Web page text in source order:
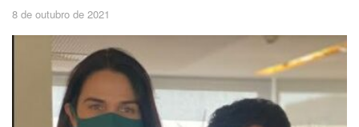
8 de outubro de 2021